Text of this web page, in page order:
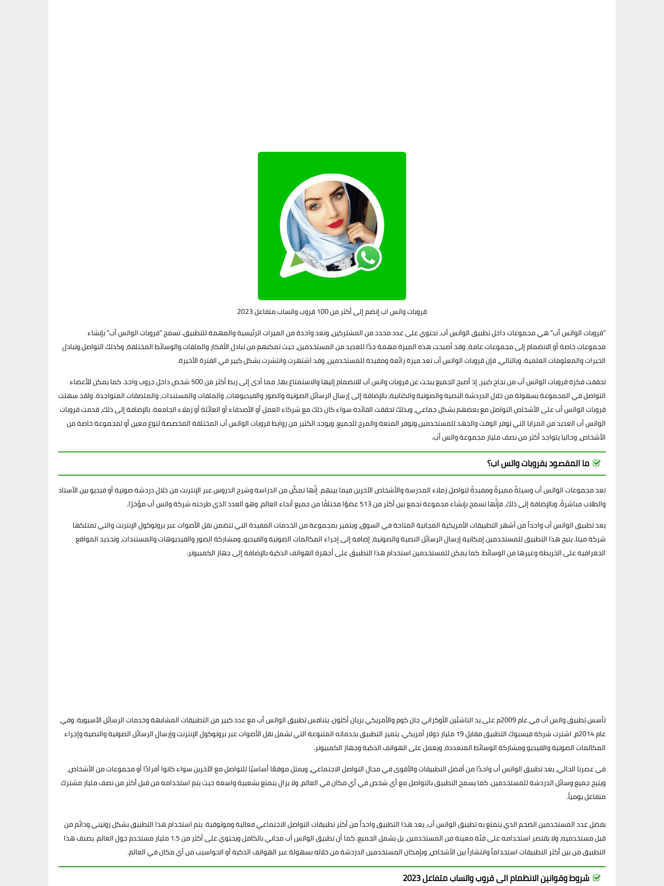
قروبات واتس اب إنضم إلى أكثر من 100 قروب واتساب متفاعل 2023
"قروبات الواتس أب" هي مجموعات داخل تطبيق الواتس أب، تحتوي على عدد محدد من المشتركين، وتعد واحدة من الميزات الرئيسية والمهمة للتطبيق. تسمح "قروبات الواتس أب" بإنشاء
مجموعات خاصة أو الانضمام إلى مجموعات عامة، وقد أصبحت هذه الميزة مهمة جدًا للعديد من المستخدمين، حيث تمكنهم من تبادل الأفكار والملفات والوسائط المختلفة، وكذلك التواصل وتبادل
الخبرات والمعلومات العلمية. وبالتالي، فإن قروبات الواتس أب تعد ميزة رائعة ومفيدة للمستخدمين، وقد اشتهرت وانتشرت بشكل كبير في الفترة الأخيرة.
تحققت فكرة قروبات الواتس أب من نجاح كبير، إذ أصبح الجميع يبحث عن قروبات واتس آب للانضمام إليها والاستمتاع بها، مما أدى إلى ربط أكثر من 500 شخص داخل جروب واحد. كما يمكن للأعضاء
التواصل في المجموعة بسهولة من خلال الدردشة النصية والصوتية والكتابية، بالإضافة إلى إرسال الرسائل الصوتية والصور والفيديوهات، والملفات والمستندات، والملصقات المتواجدة. ولقد سهلت
قروبات الواتس أب على الأشخاص التواصل مع بعضهم بشكل جماعي، وبذلك تحققت الفائدة سواء كان ذلك مع شركاء العمل أو الأصدقاء أو العائلة أو زملاء الجامعة. بالإضافة إلى ذلك، قدمت قروبات
الواتس أب العديد من المزايا التي توفر الوقت والجهد للمستخدمين وتوفر المتعة والمرح للجميع. ويوجد الكثير من روابط قروبات الواتس أب المختلفة المخصصة لنوع معين أو لمجموعة خاصة من
الأشخاص، وحاليا يتواجد أكثر من نصف مليار مجموعة واتس أب.
ما المقصود بقروبات واتس اب؟
تعد مجموعات الواتس أب وسيلةً مميزةً ومفيدةً لتواصل زملاء المدرسة والأشخاص الآخرين فيما بينهم. إنَّها تمكِّن من الدراسة وشرح الدروس عبر الإنترنت من خلال دردشة صوتية أو فيديو بين الأستاذ
والطلاب مباشرةً. وبالإضافة إلى ذلك، فإنَّها تسمح بإنشاء مجموعة تجمع بين أكثر من 513 عضوًا مختلفًا من جميع أنحاء العالم، وهو العدد الذي طرحته شركة واتس أب مؤخرًا.
يعد تطبيق الواتس أب واحداً من أشهر التطبيقات الأمريكية المجانية المتاحة في السوق، ويتميز بمجموعة من الخدمات المفيدة التي تتضمن نقل الأصوات عبر بروتوكول الإنترنت والتي تمتلكها
شركة ميتا. يتيح هذا التطبيق للمستخدمين إمكانية إرسال الرسائل النصية والصوتية، إضافة إلى إجراء المكالمات الصوتية والفيديو، ومشاركة الصور والفيديوهات والمستندات، وتحديد المواقع
الجغرافية على الخريطة وغيرها من الوسائط. كما يمكن للمستخدمين استخدام هذا التطبيق على أجهزة الهواتف الذكية بالإضافة إلى جهاز الكمبيوتر.
تأسس تطبيق واتس أب في عام 2009م على يد الناشئين الأوكراني جان كوم والأمريكي بريان أكتون. يتنافس تطبيق الواتس أب مع عدد كبير من التطبيقات المشابهة وخدمات الرسائل الآسيوية. وفي
عام 2014م، اشترت شركة فيسبوك التطبيق مقابل 19 مليار دولار أمريكي. يتميز التطبيق بخدماته المتنوعة التي تشمل نقل الأصوات عبر بروتوكول الإنترنت وإرسال الرسائل الصوتية والنصية وإجراء
المكالمات الصوتية والفيديو ومشاركة الوسائط المتعددة، ويعمل على الهواتف الذكية وجهاز الكمبيوتر.
في عصرنا الحالي، يعد تطبيق الواتس أب واحدًا من أفضل التطبيقات والأقوى في مجال التواصل الاجتماعي، ويمثل موقعًا أساسيًا للتواصل مع الآخرين سواء كانوا أفرادًا أو مجموعات من الأشخاص،
ويتيح جميع وسائل الدردشة للمستخدمين. كما يسمح التطبيق بالتواصل مع أي شخص في أي مكان في العالم، ولا يزال يتمتع بشعبية واسعة حيث يتم استخدامه من قبل أكثر من نصف مليار مشترك
متفاعل يومياً.
بفضل عدد المستخدمين الضخم الذي يتمتع به تطبيق الواتس أب، يعد هذا التطبيق واحداً من أكثر تطبيقات التواصل الاجتماعي فعالية وموثوقية. يتم استخدام هذا التطبيق بشكل روتيني ودائم من
قبل مستخدميه، ولا يقتصر استخدامه على فئة معينة من المستخدمين، بل يشمل الجميع. كما أن تطبيق الواتس أب مجاني بالكامل ويحتوي على أكثر من 1.5 مليار مستخدم حول العالم. يصنف هذا
التطبيق من بين أكثر التطبيقات استخداماً وانتشاراً بين الأشخاص، وبإمكان المستخدمين الدردشة من خلاله بسهولة عبر الهواتف الذكية أو الحواسيب من أي مكان في العالم.
شروط وقوانين الانظمام الى قروب واتساب متفاعل 2023